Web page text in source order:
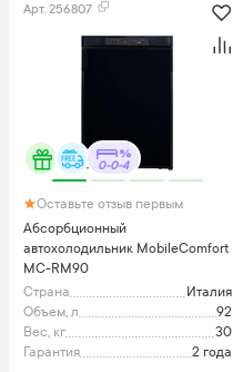
Арт. 256807
0-0-4
Оставьте отзыв первым
Абсорбционный
автохолодильник MobileComfort
MC-RM90
Страна
Италия
Объем, л
92
Вес, кг
30
Гарантия
2 года